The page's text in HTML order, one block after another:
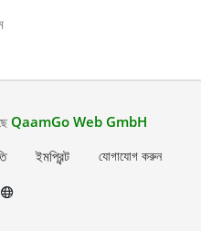
QaamGo Web GmbH
ইমপ্রিন্ট যোগাযোগ করুন